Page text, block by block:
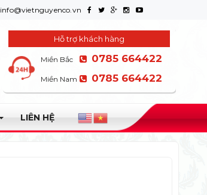
info@vietnguyenco.vn
Hỗ trợ khách hàng
Miền Bắc 0785 664422
Miền Nam 0785 664422
LIÊN HỆ